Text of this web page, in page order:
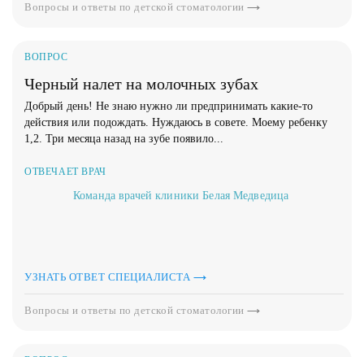
Вопросы и ответы по детской стоматологии
ВОПРОС
Черный налет на молочных зубах
Добрый день! Не знаю нужно ли предпринимать какие-то
действия или подождать. Нуждаюсь в совете. Моему ребенку
1,2. Три месяца назад на зубе появило...
ОТВЕЧАЕТ ВРАЧ
Команда врачей клиники Белая Медведица
УЗНАТЬ ОТВЕТ СПЕЦИАЛИСТА
Вопросы и ответы по детской стоматологии